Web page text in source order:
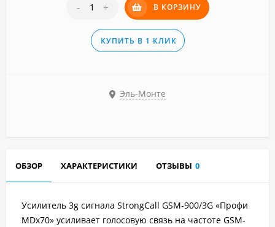
- + В КОРЗИНУ
КУПИТЬ В 1 КЛИК
Эль-Монте
ОБЗОР ХАРАКТЕРИСТИКИ ОТЗЫВЫ 0
Усилитель 3g сигнала StrongCall GSM-900/3G «Профи
MDх70» усиливает голосовую связь на частоте GSM-